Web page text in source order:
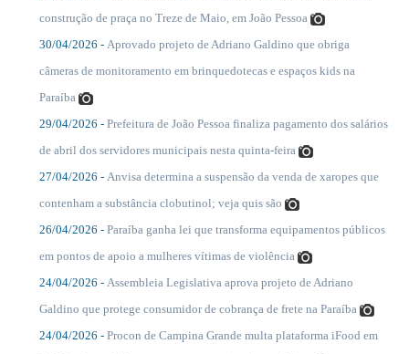
construção de praça no Treze de Maio, em João Pessoa
30/04/2026 - Aprovado projeto de Adriano Galdino que obriga
câmeras de monitoramento em brinquedotecas e espaços kids na
Paraíba
29/04/2026 - Prefeitura de João Pessoa finaliza pagamento dos salários
de abril dos servidores municipais nesta quinta-feira
27/04/2026 - Anvisa determina a suspensão da venda de xaropes que
contenham a substância clobutinol; veja quis são
26/04/2026 - Paraíba ganha lei que transforma equipamentos públicos
em pontos de apoio a mulheres vítimas de violência
24/04/2026 - Assembleia Legislativa aprova projeto de Adriano
Galdino que protege consumidor de cobrança de frete na Paraíba
24/04/2026 - Procon de Campina Grande multa plataforma iFood em